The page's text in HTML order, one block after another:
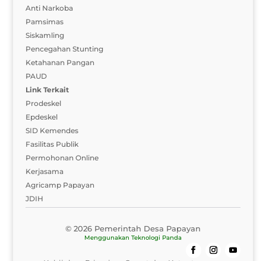
Anti Narkoba
Pamsimas
Siskamling
Pencegahan Stunting
Ketahanan Pangan
PAUD
Link Terkait
Prodeskel
Epdeskel
SID Kemendes
Fasilitas Publik
Permohonan Online
Kerjasama
Agricamp Papayan
JDIH
© 2026 Pemerintah Desa Papayan
Menggunakan Teknologi Panda